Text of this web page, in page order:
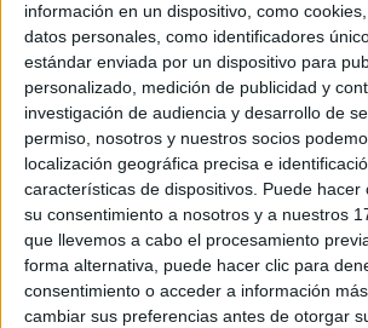
información en un dispositivo, como
datos personales, como identificadores
estándar enviada por un dispositivo para
personalizado, medición de publicidad y
investigación de audiencia y desarrollo de
permiso, nosotros y nuestros socios
localización geográfica precisa e
características de dispositivos. Puede hacer
su consentimiento a nosotros y a nuestros
que llevemos a cabo el procesamiento
forma alternativa, puede hacer clic para
consentimiento o acceder a información
cambiar sus preferencias antes de otorgar
Sobre ti
Soy:*
Chico
Chica
¿En qué año terminas (o terminaste)
Soy estudiante de:*